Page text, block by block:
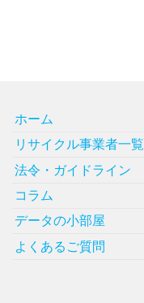
ホーム
リサイクル事業者一覧
法令・ガイドライン
コラム
データの小部屋
よくあるご質問